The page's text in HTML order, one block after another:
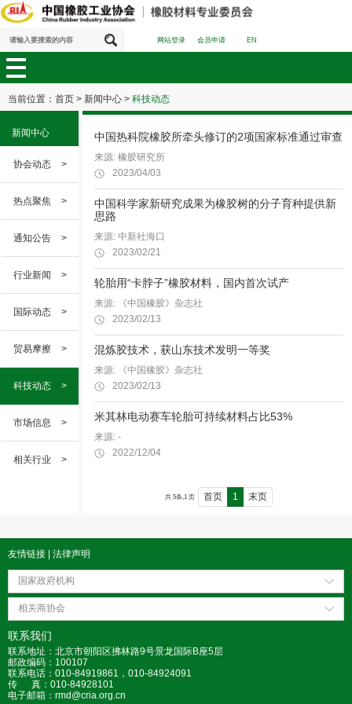
网站登录 会员申请 EN
当前位置： 首页 > 新闻中心 > 科技动态
新闻中心
协会动态 >
热点聚焦 >
通知公告 >
行业新闻 >
国际动态 >
贸易摩擦 >
科技动态 >
市场信息 >
相关行业 >
中国热科院橡胶所牵头修订的2项国家标准通过审查
来源: 橡胶研究所
2023/04/03
中国科学家新研究成果为橡胶树的分子育种提供新
思路
来源: 中新社海口
2023/02/21
轮胎用“卡脖子”橡胶材料，国内首次试产
来源: 《中国橡胶》杂志社
2023/02/13
混炼胶技术，获山东技术发明一等奖
来源: 《中国橡胶》杂志社
2023/02/13
米其林电动赛车轮胎可持续材料占比53%
来源: -
2022/12/04
共 5条,1 页 首页 1 末页
友情链接 | 法律声明
国家政府机构
相关商协会
联系我们
联系地址：北京市朝阳区拂林路9号景龙国际B座5层
邮政编码：100107
联系电话：010-84919861，010-84924091
传 真：010-84928101
电子邮箱：rmd@cria.org.cn